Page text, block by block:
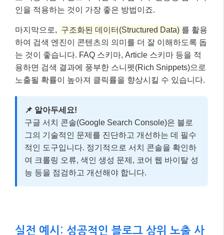
그의 기술적인 문제를 진단하고 개선하는 데 필수
여 크롤링 오류, 색인 생성 문제, 코어 웹 바이탈 성
능 등을 점검하고 개선해야 합니다.
례 📚
이론만으로는 부족하죠? 실제 사례를 통해 어떻게 블로
그를 상위 노출시킬 수 있었는지 살펴볼게요. 가상의 ‘A
블로그’의 사례입니다.